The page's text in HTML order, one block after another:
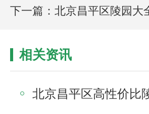
下一篇：北京昌平区陵园大
相关资讯